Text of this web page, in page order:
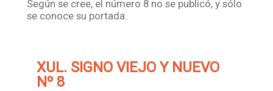
Según se cree, el número 8 no se publicó, y sólo
se conoce su portada.
XUL. SIGNO VIEJO Y NUEVO
Nº 8